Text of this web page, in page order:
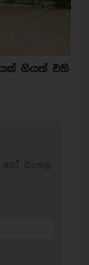
ගියත් එහි